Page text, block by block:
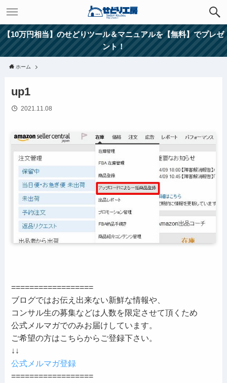
【10万円相当】のせどりツール＆マニュアルを【無料】でプレゼ
ント！
ホーム
up1
2021.11.08
==================
ブログではお伝え出来ない新鮮な情報や、
コンサル生の募集などは人数を限定させて頂くため
公式メルマガでのみお届けしています。
ご希望の方はこちらからご登録下さい。
↓↓
公式メルマガ登録
==================